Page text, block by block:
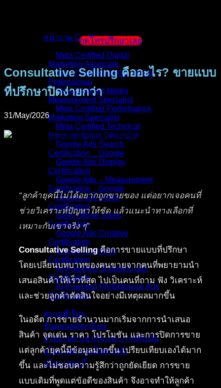
หน้ารวม Certificate
Meta Certified Digital
Marketing Associate
Meta Certified Media Buying
Professional
Meta Certified Media
Measurement Specialist
Meta Certified Performance
Marketing Specialist
Meta Certified Technical
Implementation Specialist
Google Ads Search
Certification _ Google
Google Ads Display
Certification
Google Ads – Measurement
Certification _ Google
Google Ads Video
Certification
Grow Offline Sales
Certification
Google Ads Creative
Certification
Google Ads Apps
Certification
AI-Powered Shopping ads
Certification
AI-Powered Performance Ads
Certification
สถานที่เรียน
ขั้นตอนสมัครเรียน
นโยบายทางธุรกิจ และ การคืนเงิน
นโยบายความเป็นส่วนตัว
นโยบายคุกกี้
คอร์สทั้งหมด
กดโทรปรึกษาเลย
Consultative Selling คืออะไร? ขายแบบ
ที่ปรึกษาปิดง่ายกว่า
31/May/2026
“ลูกค้ายุคนี้ไม่ได้อยากถูกขายของ แต่อยากเจอคนที่
ช่วยวิเคราะห์ปัญหาให้ชัด แล้วแนะนำทางเลือกที่
เหมาะกับเขาจริง ๆ”
Consultative Sellingคือการขายแบบที่ปรึกษา
โดยเปลี่ยนบทบาทของคนขายจากคนที่พยายามนำ
เสนอสินค้าให้เร็วที่สุด ไปเป็นคนที่ถาม ฟัง วิเคราะห์
และช่วยลูกค้าตัดสินใจอย่างมีเหตุผลมากขึ้น
ในอดีต การขายจำนวนมากเริ่มจากการนำเสนอ
สินค้า จุดเด่น ราคา โปรโมชัน และการปิดการขาย
แต่ลูกค้ายุคนี้มีข้อมูลมากขึ้น เปรียบเทียบเองได้มาก
ขึ้น และไม่ชอบความรู้สึกว่าถูกยัดเยียด การขาย
แบบเดิมที่พูดแต่ข้อดีของสินค้า จึงอาจทำให้ลูกค้า